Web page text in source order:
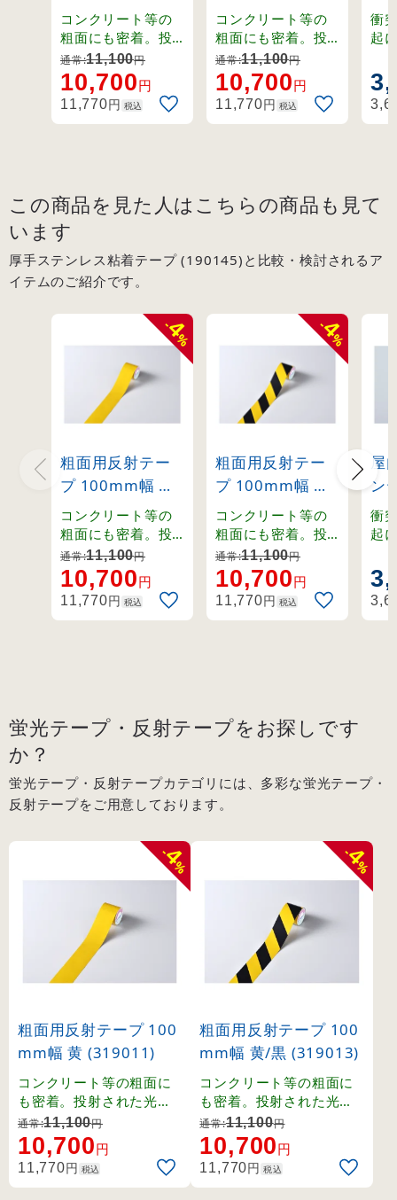
(319011)
コンクリート等の
粗面にも密着。投
射された光を正確
に再帰反射する反
射シート。
通常:11,100円
10,700円
11,770円 税込
黒 (319013)
コンクリート等の
粗面にも密着。投
射された光を正確
に再帰反射する反
射シート。
通常:11,100円
10,700円
11,770円 税込
幅
衝
起
を
ー
この商品を見た人はこちらの商品も見て
います
厚手ステンレス粘着テープ (190145)と比較・検討されるア
イテムのご紹介です。
-
4
%
粗面用反射テー
プ 100mm幅 黄
(319011)
コンクリート等の
粗面にも密着。投
射された光を正確
に再帰反射する反
射シート。
通常:11,100円
10,700円
11,770円 税込
-
4
%
粗面用反射テー
プ 100mm幅 黄/
黒 (319013)
コンクリート等の
粗面にも密着。投
射された光を正確
に再帰反射する反
射シート。
通常:11,100円
10,700円
11,770円 税込
屋
ン
幅
衝
起
を
ー
蛍光テープ・反射テープをお探しです
か？
蛍光テープ・反射テープカテゴリには、多彩な蛍光テープ・
反射テープをご用意しております。
-
4
%
粗面用反射テープ 100
mm幅 黄 (319011)
コンクリート等の粗面に
も密着。投射された光を
正確に再帰反射する反射
シート。
通常:11,100円
10,700円
11,770円 税込
-
4
%
粗面用反射テープ 100
mm幅 黄/黒 (319013)
コンクリート等の粗面に
も密着。投射された光を
正確に再帰反射する反射
シート。
通常:11,100円
10,700円
11,770円 税込